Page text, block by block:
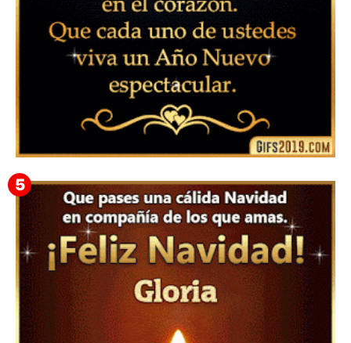
▷ Feliz año nuevo 2026 Familia 【❤️】Frases,
Mensajes y GiF